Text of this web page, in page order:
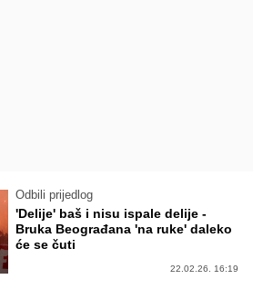
Odbili prijedlog
'Delije' baš i nisu ispale delije -
Bruka Beograđana 'na ruke' daleko
će se čuti
22.02.26. 16:19